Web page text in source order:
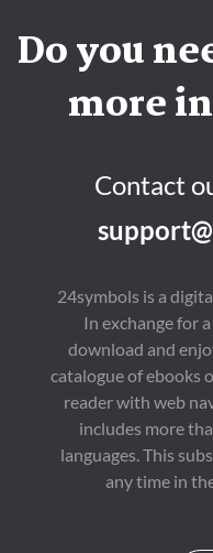
la BBC, en la que
participaron
la eligió como la obra
literaria más
historia de la Odisea,
aunque no la
canciones, en
en poemas, en
Una edición
cuidadísima, pero no
cara, ilustrada a todo
color por el gran
Calpurnio. Liberar a
los clásicos es
acercarnos a ellos de
ILUSTRADO POR
CALPURNIO
El creador de El bueno
de Cutlass realizó, a
documentación, que
Do you
more
Contact
24symbols is a
In exchange for
download and
catalogue of ebooks
reader with web
includes more
languages. This
any time in